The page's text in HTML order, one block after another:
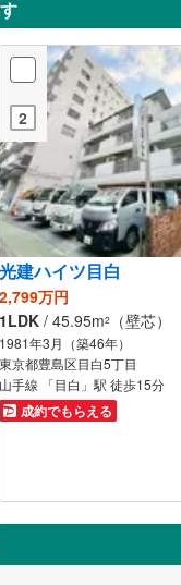
2
光建ハイツ目白
2,799万円
1LDK / 45.95m2 （壁芯）
1981年3月（築46年）
東京都豊島区目白5丁目
山手線 「目白」駅 徒歩15分
成約でもらえる